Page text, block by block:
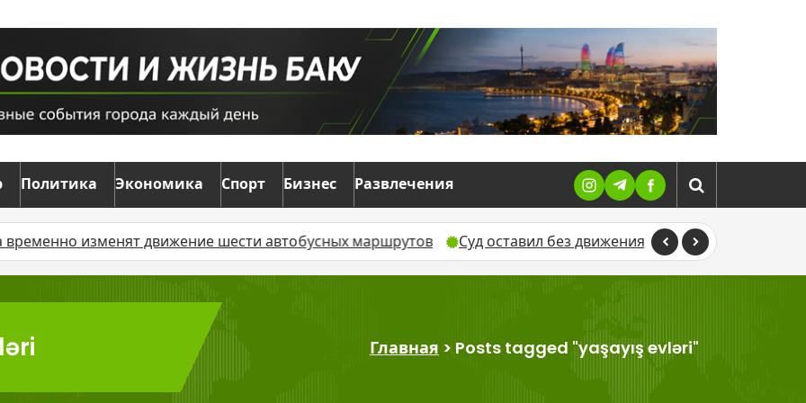
Политика Экономика Спорт Бизнес Развлечения
изменят движение шести автобусных маршрутов Суд оставил без движения жалобу Севиндж
Главная > Posts tagged "yaşayış evləri"